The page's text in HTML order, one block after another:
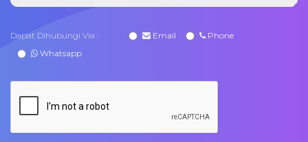
Dapat Dihubungi Via : Email
Phone
Whatsapp